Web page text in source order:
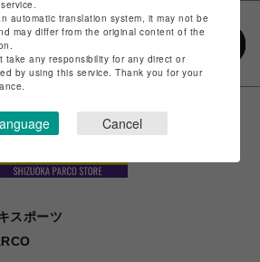
スポーツ
automatic translation system, it may not be
may differ from the original content of the
take any responsibility for any direct or
by using this service. Thank you for your
Cancel